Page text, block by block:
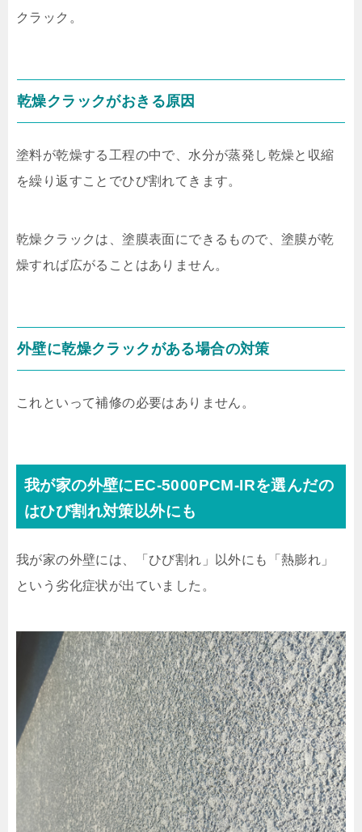
クラック。
乾燥クラックがおきる原因
塗料が乾燥する工程の中で、水分が蒸発し乾燥と収縮
を繰り返すことでひび割れてきます。
乾燥クラックは、塗膜表面にできるもので、塗膜が乾
燥すれば広がることはありません。
外壁に乾燥クラックがある場合の対策
これといって補修の必要はありません。
我が家の外壁にEC-5000PCM-IRを選んだの
はひび割れ対策以外にも
我が家の外壁には、「ひび割れ」以外にも「熱膨れ」
という劣化症状が出ていました。